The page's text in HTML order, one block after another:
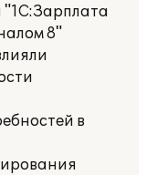
8"
в